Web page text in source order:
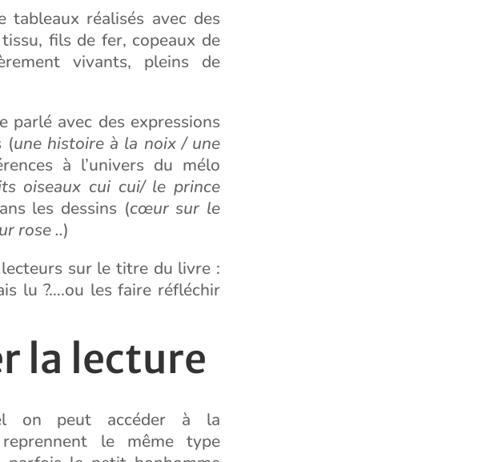
tableaux réalisés avec des
fils de fer, copeaux de
vivants, pleins de
parlé avec des expressions
(une histoire à la noix / une
à l’univers du mélo
oiseaux cui cui/ le prince
les dessins (cœur sur le
rose ..)
sur le titre du livre :
lu ?….ou les faire réfléchir
la lecture
on peut accéder à la
le même type